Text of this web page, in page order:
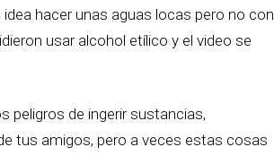
idea hacer unas aguas locas pero no con
usar alcohol etílico y el video se
peligros de ingerir sustancias,
tus amigos, pero a veces estas cosas